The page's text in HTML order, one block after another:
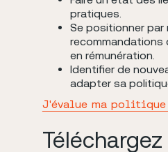
pratiques.
Se positionner par
recommandations
en rémunération.
Identifier de
adapter sa
J'évalue ma